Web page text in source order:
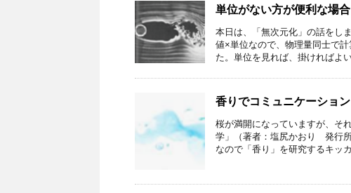
単位がない方が便利な場
本日は、「無次元化」の話をし
値×単位なので、物理量同士で
た。単位を見れば、掛ければよ
香りでコミュニケーション
桜が満開になっていますが、そ
学」（著者：塩尻かおり 発行
なので「香り」を研究するキッ